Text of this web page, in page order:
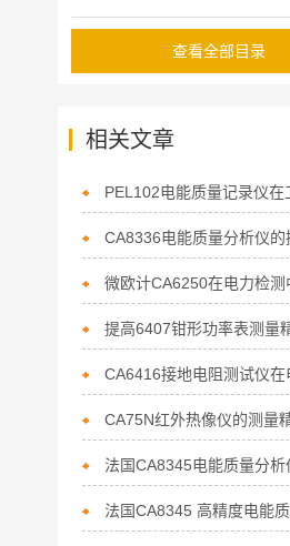
查看全部目录
相关文章
微欧计CA6250在电力检测